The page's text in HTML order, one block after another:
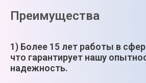
Преимущества
1) Более 15 лет работы в
что гарантирует нашу
надежность.